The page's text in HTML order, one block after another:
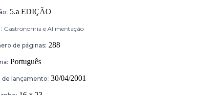
5.a EDIÇÃO
Gastronomia e Alimentação
de páginas: 288
Português
de lançamento: 30/04/2001